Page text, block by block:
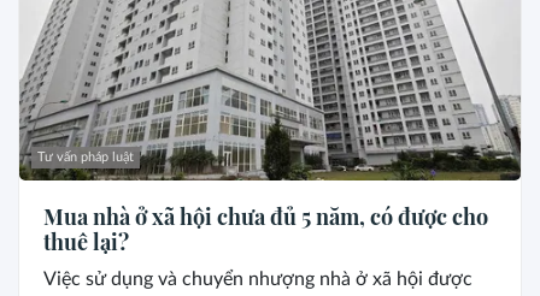
Tư vấn pháp luật
Mua nhà ở xã hội chưa đủ 5 năm, có được cho
thuê lại?
Việc sử dụng và chuyển nhượng nhà ở xã hội được